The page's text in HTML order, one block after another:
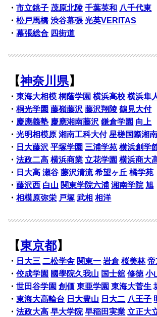
・市立銚子 茂原北陵 千葉英和 八千代東
・松戸馬橋 渋谷幕張 光英VERITAS
・幕張総合 四街道
【神奈川県】
・東海大相模 桐蔭学園 横浜高校 横浜隼
・桐光学園 藤嶺藤沢 藤沢翔陵 鶴見大付
・ 慶應義塾 慶應湘南藤沢 鎌倉学園 向上
・光明相模原 湘南工科大付 星槎国際湘南
・ 日大藤沢 平塚学園 三浦学苑 横浜創学
・法政二高 横浜商業 立花学園 横浜商大
・ 日大高 瀬谷 藤沢清流 希望ヶ丘 橘学苑
・藤沢西 白山 関東学院六浦 湘南学院 旭
・相模原弥栄 戸塚 武相 相洋
【東京都】
・ 日大三 二松学舎 関東一 岩倉 桜美林
・佼成学園 國學院久我山 国士舘 修徳 小
・世田谷学園 創価 東亜学園 東海大菅生
・東海大高輪台 日大豊山 日大二 八王子
・法政大高 早大学院 早稲田実業 立正大